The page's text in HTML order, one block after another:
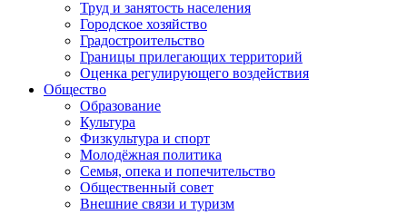
Труд и занятость населения
Городское хозяйство
Градостроительство
Границы прилегающих территорий
Оценка регулирующего воздействия
Общество
Образование
Культура
Физкультура и спорт
Молодёжная политика
Семья, опека и попечительство
Общественный совет
Внешние связи и туризм